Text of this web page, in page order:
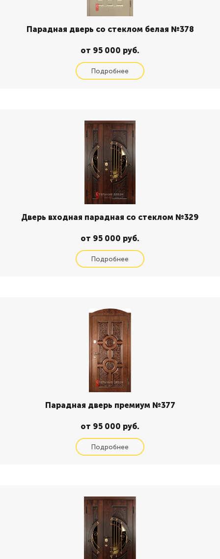
Парадная дверь со стеклом белая №378
от 95 000 руб.
Дверь входная парадная со стеклом №329
от 95 000 руб.
Парадная дверь премиум №377
от 95 000 руб.